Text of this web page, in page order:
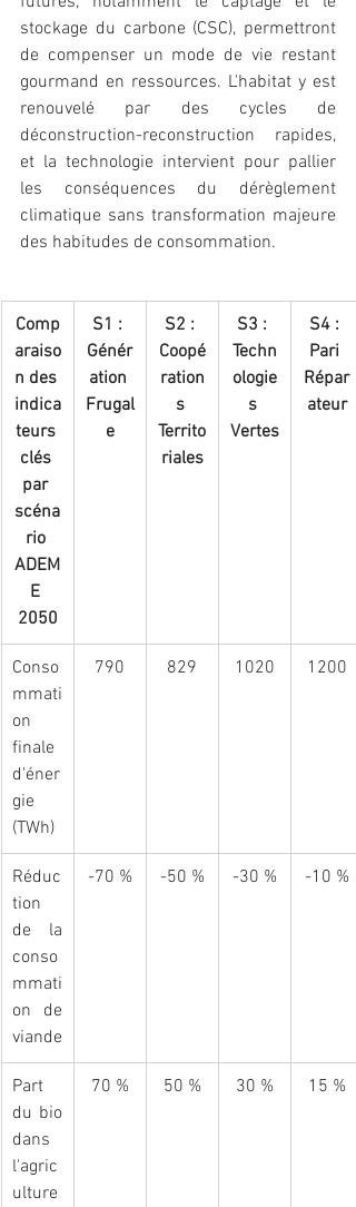
stockage du carbone (CSC), permettront
de compenser un mode de vie restant
gourmand en ressources. L'habitat y est
renouvelé par des cycles de
déconstruction-reconstruction rapides,
et la technologie intervient pour pallier
les conséquences du dérèglement
climatique sans transformation majeure
des habitudes de consommation.
Comp
araiso
n des
indica
teurs
clés
par
scéna
rio
ADEM
E
2050
S1 :
Génér
ation
Frugal
e
S2 :
Coopé
ration
s
Territo
riales
S3 :
Techn
ologie
s
Vertes
S4 :
Pari
Répar
ateur
Conso
mmati
on
finale
d'éner
gie
(TWh)
790 829 1020 1200
Réduc
tion
de la
conso
mmati
on de
viande
-70 % -50 % -30 % -10 %
Part
du bio
dans
l'agric
ulture
70 % 50 % 30 % 15 %